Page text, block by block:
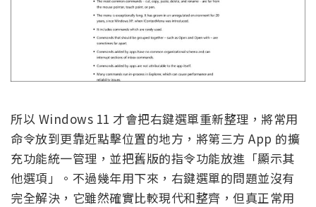
所以 Windows 11 才會把右鍵選單重新整理，將常用
命令放到更靠近點擊位置的地方，將第三方 App 的擴
充功能統一管理，並把舊版的指令功能放進「顯示其
他選項」。不過幾年用下來，右鍵選單的問題並沒有
完全解決，它雖然確實比較現代和整齊，但真正常用